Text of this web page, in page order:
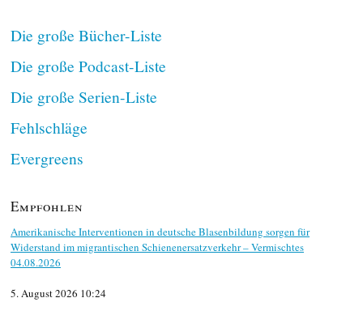
Die große Bücher-Liste
Die große Podcast-Liste
Die große Serien-Liste
Fehlschläge
Evergreens
Empfohlen
Amerikanische Interventionen in deutsche Blasenbildung sorgen für
Widerstand im migrantischen Schienenersatzverkehr – Vermischtes
04.08.2026
5. August 2026 10:24